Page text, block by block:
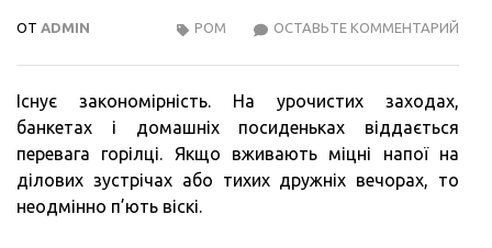
ОТ ADMIN ОСТАВЬТЕ КОММЕНТАРИЙ
РОМ
Існує закономірність. На урочистих заходах,
банкетах і домашніх посиденьках віддається
перевага горілці. Якщо вживають міцні напої на
ділових зустрічах або тихих дружніх вечорах, то
неодмінно п’ють віскі.